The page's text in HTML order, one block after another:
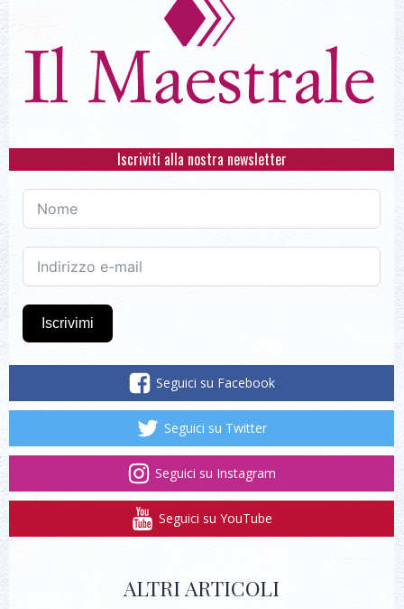
Iscriviti alla nostra newsletter
Iscrivimi
Seguici su Facebook
Seguici su Twitter
Seguici su Instagram
Seguici su YouTube
ALTRI ARTICOLI